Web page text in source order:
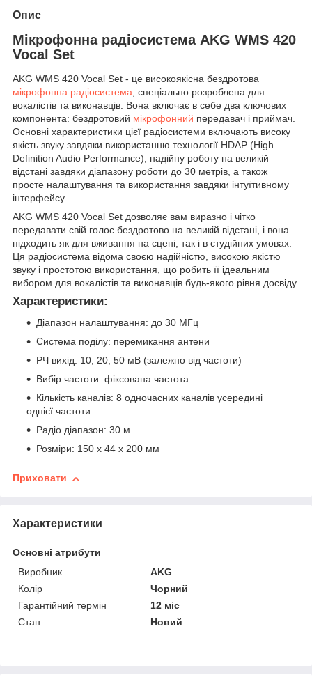
Опис
Мікрофонна радіосистема AKG WMS 420
Vocal Set
AKG WMS 420 Vocal Set - це високоякісна бездротова
мікрофонна радіосистема, спеціально розроблена для
вокалістів та виконавців. Вона включає в себе два ключових
компонента: бездротовий мікрофонний передавач і приймач.
Основні характеристики цієї радіосистеми включають високу
якість звуку завдяки використанню технології HDAP (High
Definition Audio Performance), надійну роботу на великій
відстані завдяки діапазону роботи до 30 метрів, а також
просте налаштування та використання завдяки інтуїтивному
інтерфейсу.
AKG WMS 420 Vocal Set дозволяє вам виразно і чітко
передавати свій голос бездротово на великій відстані, і вона
підходить як для вживання на сцені, так і в студійних умовах.
Ця радіосистема відома своєю надійністю, високою якістю
звуку і простотою використання, що робить її ідеальним
вибором для вокалістів та виконавців будь-якого рівня досвіду.
Характеристики:
Діапазон налаштування: до 30 МГц
Система поділу: перемикання антени
РЧ вихід: 10, 20, 50 мВ (залежно від частоти)
Вибір частоти: фіксована частота
Кількість каналів: 8 одночасних каналів усередині
однієї частоти
Радіо діапазон: 30 м
Розміри: 150 х 44 х 200 мм
Приховати
Характеристики
Основні атрибути
Виробник
AKG
Колір
Чорний
Гарантійний термін
12 міс
Стан
Новий